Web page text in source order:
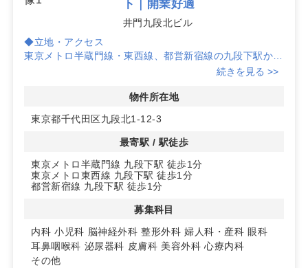
ト｜開業好適
井門九段北ビル
◆立地・アクセス
東京メトロ半蔵門線・東西線、都営新宿線の九段下駅から
徒歩1分。3路線が使えるため来院経路の選択肢が広く、
す。駅近の強みを活かし、日常的な通院ニーズを取り込み
筋コンクリート造、竣工1979年3月のビルです。入居時期
は2026年11月8日を予定。保証金は賃料の12ヶ月分。内
科・小児科・脳神経外科・整形外科・婦人科・眼科・耳鼻
咽喉科・泌尿器科・皮膚科・美容外科・心療内科ほか、幅
◆クリニック開業のポイント
駅徒歩1分の分かりやすい所在地は初診案内が容易で、再
続きを見る >>
物件所在地
東京都千代田区九段北1-12-3
最寄駅 / 駅徒歩
東京メトロ半蔵門線 九段下駅 徒歩1分
東京メトロ東西線 九段下駅 徒歩1分
都営新宿線 九段下駅 徒歩1分
募集科目
内科 小児科 脳神経外科 整形外科 婦人科・産科 眼科
耳鼻咽喉科 泌尿器科 皮膚科 美容外科 心療内科
その他